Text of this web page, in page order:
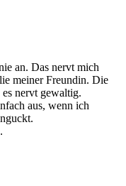
an. Das nervt mich
meiner Freundin. Die
nervt gewaltig.
aus, wenn ich